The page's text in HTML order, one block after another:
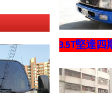
3.5T堅達四